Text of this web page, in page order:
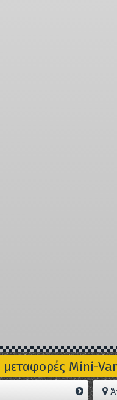
μεταφορές Mini-